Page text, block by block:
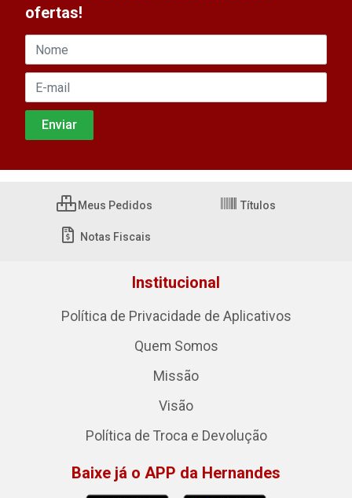
ofertas!
Meus Pedidos Títulos
Notas Fiscais
Institucional
Política de Privacidade de Aplicativos
Quem Somos
Missão
Visão
Política de Troca e Devolução
Baixe já o APP da Hernandes